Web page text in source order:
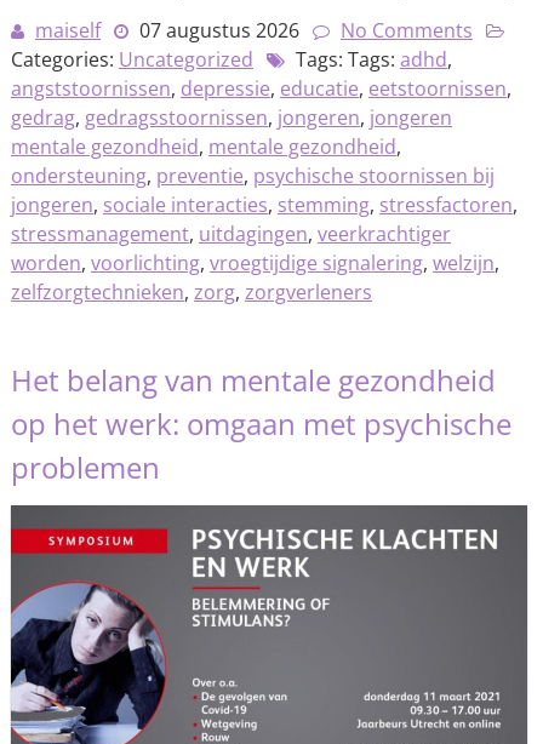
maiself
07 augustus 2026
No Comments
Categories: Uncategorized Tags: Tags: adhd,
angststoornissen, depressie, educatie, eetstoornissen,
gedrag, gedragsstoornissen, jongeren, jongeren
mentale gezondheid, mentale gezondheid,
ondersteuning, preventie, psychische stoornissen bij
jongeren, sociale interacties, stemming, stressfactoren,
stressmanagement, uitdagingen, veerkrachtiger
worden, voorlichting, vroegtijdige signalering, welzijn,
zelfzorgtechnieken, zorg, zorgverleners
Het belang van mentale gezondheid
op het werk: omgaan met psychische
problemen